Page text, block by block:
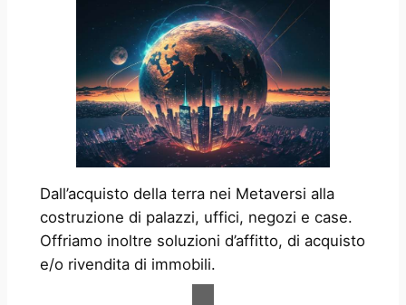
Dall’acquisto della terra nei Metaversi alla
costruzione di palazzi, uffici, negozi e case.
Offriamo inoltre soluzioni d’affitto, di acquisto
e/o rivendita di immobili.